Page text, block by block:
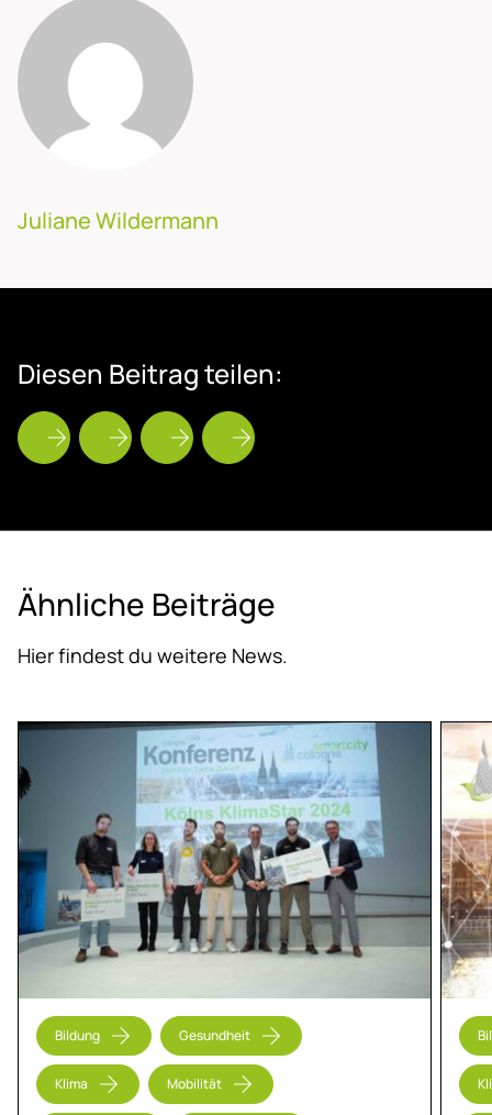
Juliane Wildermann
Die­sen Bei­trag tei­len:
Ähn­li­che Bei­trä­ge
Hier findest du weitere News.
Bildung Gesundheit
Klima Mobilität